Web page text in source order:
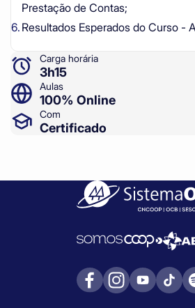
Prestação de Contas;
Resultados Esperados do Curso -
Carga horária
3h15
Aulas
100% Online
Com
Certificado